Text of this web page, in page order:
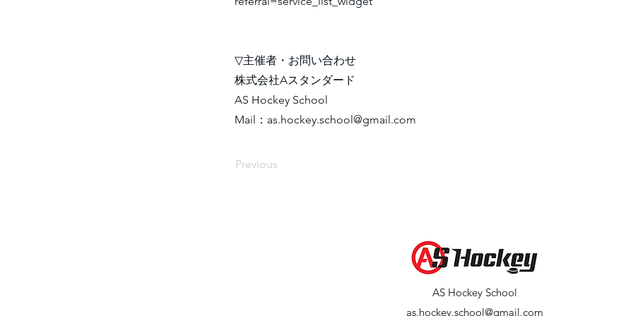
▽主催者・お問い合わせ
株式会社Aスタンダード
AS Hockey School
Mail： as.hockey.school@gmail.com
Previous
​AS Hockey School
as.hockey.school@gmail.com